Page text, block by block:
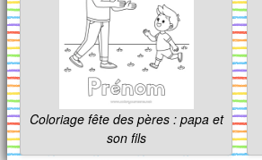
Coloriage fête des pères : papa et
son fils